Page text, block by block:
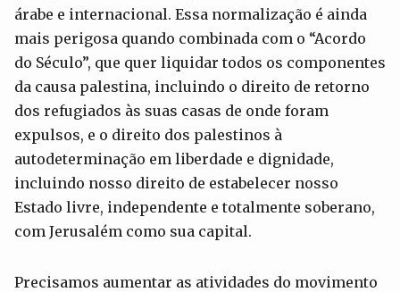
árabe e internacional. Essa normalização é ainda
mais perigosa quando combinada com o “Acordo
do Século”, que quer liquidar todos os componentes
da causa palestina, incluindo o direito de retorno
dos refugiados às suas casas de onde foram
expulsos, e o direito dos palestinos à
autodeterminação em liberdade e dignidade,
incluindo nosso direito de estabelecer nosso
Estado livre, independente e totalmente soberano,
com Jerusalém como sua capital.
Precisamos aumentar as atividades do movimento